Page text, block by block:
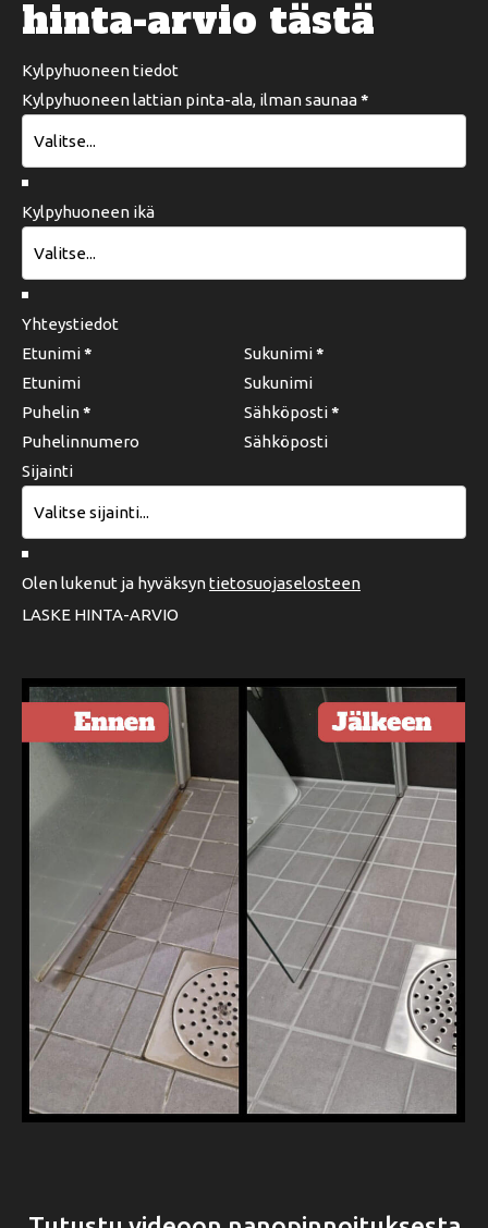
hinta-arvio tästä
Kylpyhuoneen tiedot
Kylpyhuoneen lattian pinta-ala, ilman saunaa*
Kylpyhuoneen ikä
Yhteystiedot
Etunimi* Sukunimi*
Puhelin* Sähköposti*
Sijainti
Olen lukenut ja hyväksyntietosuojaselosteen
LASKE HINTA-ARVIO